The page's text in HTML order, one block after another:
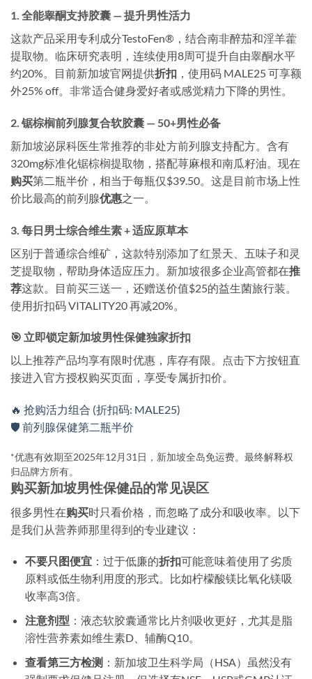
1. 全能睾酮支持胶囊 — 提升男性活力
这款产品采用专利成分TestoFen®，结合南非醉茄和淫羊藿
提取物。临床研究表明，连续使用8周可提升自由睾酮水平
约20%。目前新加坡官网提供折扣 ，使用码 MALE25可享额
外25% off。非常适合健身爱好者或感觉精力下降的男性。
2. 锯棕榈前列腺复合软胶囊 — 50+男性必备
新加坡泌尿科医生常推荐的非处方前列腺支持配方。含有
320mg标准化锯棕榈提取物，搭配荨麻根和南瓜籽油。现在
购买第二瓶半价，相当于每瓶仅$39.50。这是目前市场上性
价比最高的前列腺优惠之一。
3. 每日男士综合维生素 + 适应原草本
区别于普通综合维矿，这款特别添加了红景天、五味子和灵
芝提取物，帮助身体适应压力。新加坡很多企业高管都在推
荐这款。目前买三送一，还赠送价值$25的益生菌旅行装。
使用折扣码VITALITY20再减20%。
🎯 立即锁定新加坡男性保健独家折扣
以上推荐产品均享有限时优惠，库存有限。点击下方按钮直
接进入官方授权购买页面，享受专属折扣价。
🔥 抢购活力组合 (折扣码: MALE25)
🛡️ 前列腺保健第二瓶半价
*优惠有效期至2025年12月31日，新加坡全岛免运费。最终解释权
归品牌方所有。
购买新加坡男性保健品的常见误区
很多男性在购买时只看价格，而忽略了成分和吸收率。以下
是我们从营养师那里得到的专业建议：
不要只图便宜：过于低廉的折扣可能意味着使用了劣质
原料或低生物利用度的形式。比如柠檬酸镁比氧化镁吸
收率高3倍。
注意剂型 ：液态软胶囊通常比片剂吸收更好，尤其是脂
溶性营养素如维生素D、辅酶Q10。
查看第三方检测 ：新加坡卫生科学局（HSA）虽然没有